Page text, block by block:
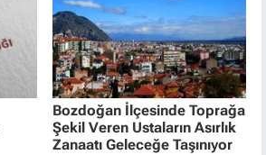
Bozdoğan İlçesinde Toprağa
Şekil Veren Ustaların Asırlık
Zanaatı Geleceğe Taşınıyor